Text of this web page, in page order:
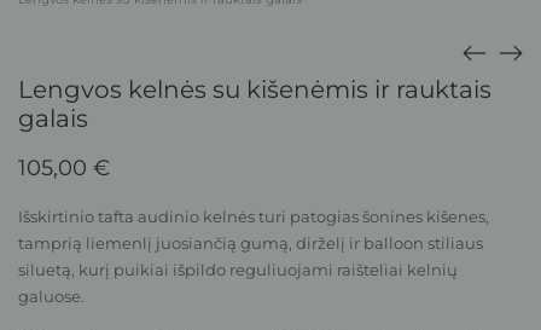
Lengvos kelnės su kišenėmis ir rauktais
galais
105,00 €
Išskirtinio tafta audinio kelnės turi patogias šonines kišenes,
tamprią liemenlį juosiančią gumą, dirželį ir balloon stiliaus
siluetą, kurį puikiai išpildo reguliuojami raišteliai kelnių
galuose.